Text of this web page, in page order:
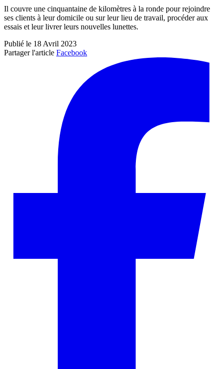
Il couvre une cinquantaine de kilomètres à la ronde pour rejoindre
ses clients à leur domicile ou sur leur lieu de travail, procéder aux
essais et leur livrer leurs nouvelles lunettes.
Publié le 18 Avril 2023
Partager l'article Facebook